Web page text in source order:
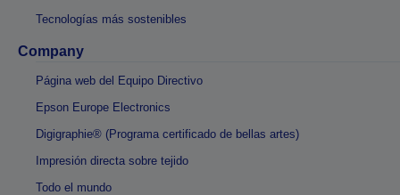
Tecnologías más sostenibles
Company
Página web del Equipo Directivo
Epson Europe Electronics
Digigraphie® (Programa certificado de bellas artes)
Impresión directa sobre tejido
Todo el mundo